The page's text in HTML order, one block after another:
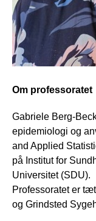
Om professoratet
Gabriele Berg-
epidemiologi og
and Applied
på Institut for
Universitet (SDU).
Professoratet er
og Grindsted